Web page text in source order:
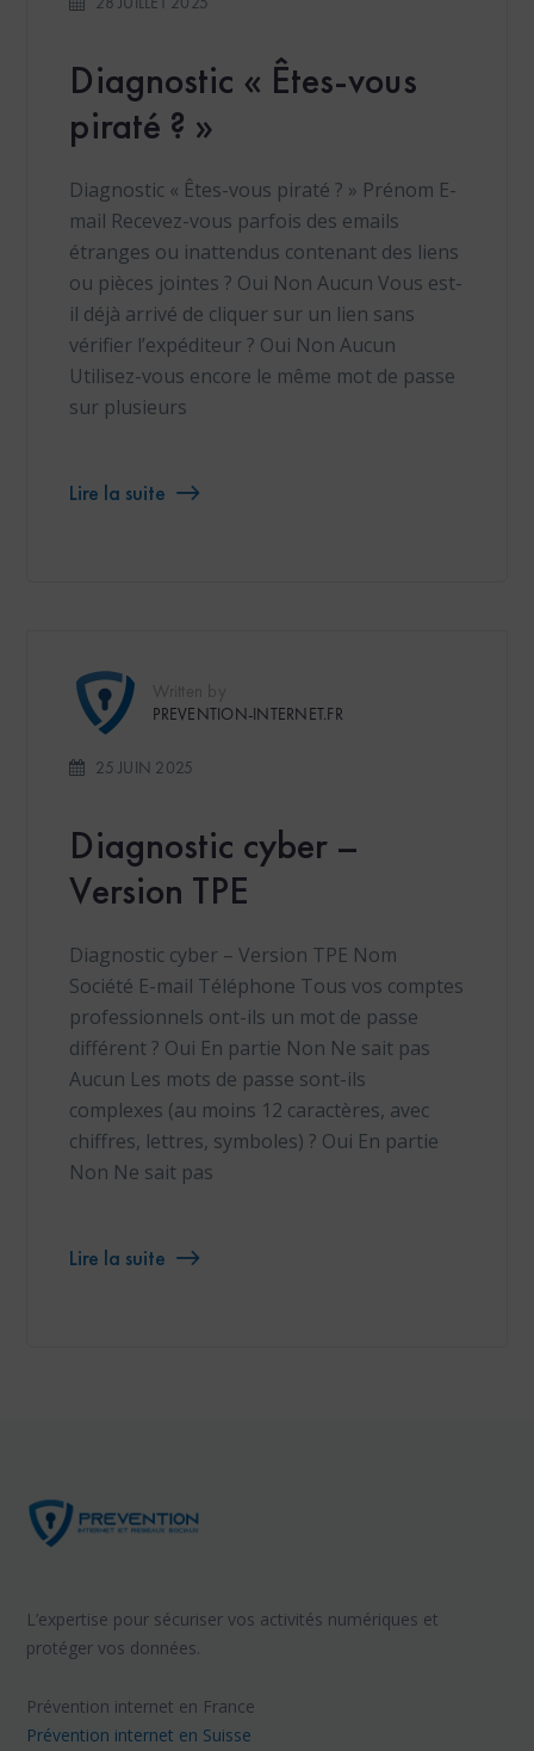
Diagnostic « Êtes-vous
piraté ? »
Diagnostic « Êtes-vous piraté ? » Prénom E-
mail Recevez-vous parfois des emails
étranges ou inattendus contenant des liens
ou pièces jointes ? Oui Non Aucun Vous est-
il déjà arrivé de cliquer sur un lien sans
vérifier l’expéditeur ? Oui Non Aucun
Utilisez-vous encore le même mot de passe
sur plusieurs
Lire la suite
PREVENTION-INTERNET.FR
25 JUIN 2025
Diagnostic cyber –
Version TPE
Diagnostic cyber – Version TPE Nom
Société E-mail Téléphone Tous vos comptes
professionnels ont-ils un mot de passe
différent ? Oui En partie Non Ne sait pas
Aucun Les mots de passe sont-ils
complexes (au moins 12 caractères, avec
chiffres, lettres, symboles) ? Oui En partie
Non Ne sait pas
Lire la suite
L’expertise pour sécuriser vos activités numériques et
protéger vos données.
Prévention internet en France
Prévention internet en Suisse